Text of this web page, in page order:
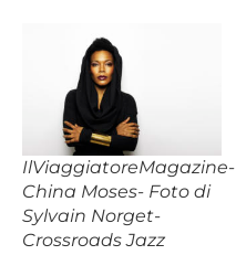
IlViaggiatoreMagazine-
China Moses- Foto di
Sylvain Norget-
Crossroads Jazz